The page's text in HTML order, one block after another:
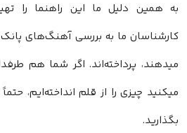
به همین دلیل ما این راهنما را
کارشناسان ما به بررسی آهنگ‌های
میدهند، پرداخته‌اند. اگر شما هم
میکنید چیزی را از قلم انداخته‌ایم،
بگذارید.